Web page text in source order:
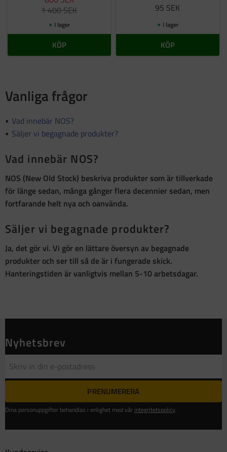
1 400SEK
I lager
KÖP
95 SEK
I lager
KÖP
Vanliga frågor
Vad innebär NOS?
Säljer vi begagnade produkter?
Vad innebär NOS?
NOS (New Old Stock) beskriva produkter som ärtillverkade
för länge sedan, många gånger flera decennier sedan, men
fortfarande helt nya och oanvända.
Säljer vi begagnade produkter?
Ja, det gör vi. Vi gör en lättare översyn av begagnade
produkter och ser till så de är i fungerade skick.
Hanteringstiden är vanligtvis mellan 5-10 arbetsdagar.
Nyhetsbrev
PRENUMERERA
Dina personuppgifter behandlas i enlighet med vår integritetspolicy.